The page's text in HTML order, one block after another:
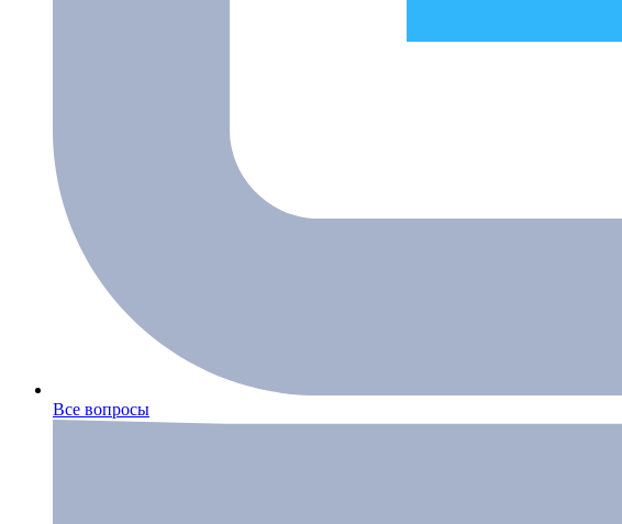
Все вопросы